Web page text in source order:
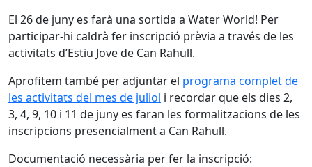
El 26 de juny es farà una sortida a Water World! Per
participar-hi caldrà fer inscripció prèvia a través de les
activitats d’Estiu Jove de Can Rahull.
Aprofitem també per adjuntar el programa complet de
les activitats del mes de juliol i recordar que els dies 2,
3, 4, 9, 10 i 11 de juny es faran les formalitzacions de les
inscripcions presencialment a Can Rahull.
Documentació necessària per fer la inscripció: